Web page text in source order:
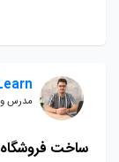
مدرس
ساخت فروشگاه